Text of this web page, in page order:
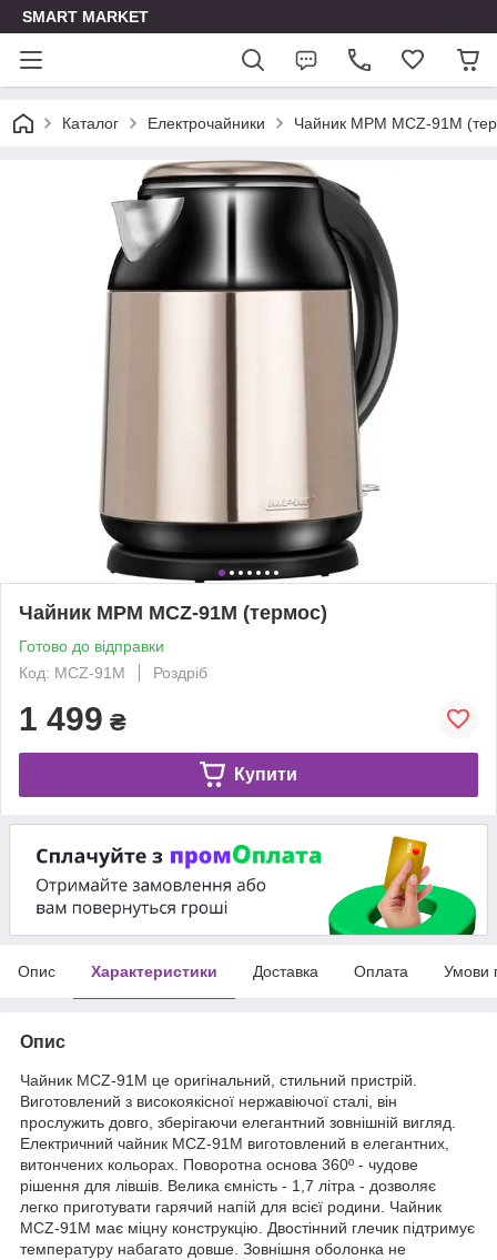
SMART MARKET
Каталог Електрочайники Чайник MPM MCZ-91M
Чайник MPM MCZ-91M (термос)
Готово до відправки
Код: MCZ-91M
Роздріб
1 499 ₴
Купити
Опис Характеристики Доставка Оплата Умови
Опис
Чайник MCZ-91M це оригінальний, стильний пристрій.
Виготовлений з високоякісної нержавіючої сталі, він
прослужить довго, зберігаючи елегантний зовнішній вигляд.
Електричний чайник MCZ-91M виготовлений в елегантних,
витончених кольорах. Поворотна основа 360º - чудове
рішення для лівшів. Велика ємність - 1,7 літра - дозволяє
легко приготувати гарячий напій для всієї родини. Чайник
MCZ-91M має міцну конструкцію. Двостінний глечик підтримує
температуру набагато довше. Зовнішня оболонка не